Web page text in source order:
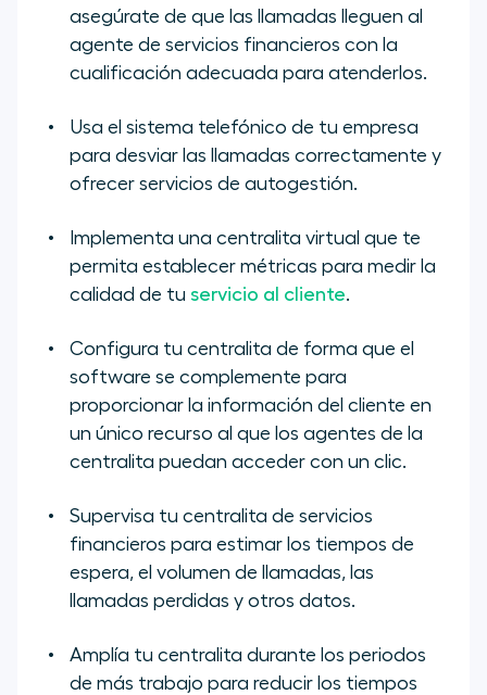
asegúrate de que las llamadas lleguen al
agente de servicios financieros con la
cualificación adecuada para atenderlos.
Usa el sistema telefónico de tu empresa
para desviar las llamadas correctamente y
ofrecer servicios de autogestión.
Implementa una centralita virtual que te
permita establecer métricas para medir la
calidad de tu servicio al cliente.
Configura tu centralita de forma que el
software se complemente para
proporcionar la información del cliente en
un único recurso al que los agentes de la
centralita puedan acceder con un clic.
Supervisa tu centralita de servicios
financieros para estimar los tiempos de
espera, el volumen de llamadas, las
llamadas perdidas y otros datos.
Amplía tu centralita durante los periodos
de más trabajo para reducir los tiempos